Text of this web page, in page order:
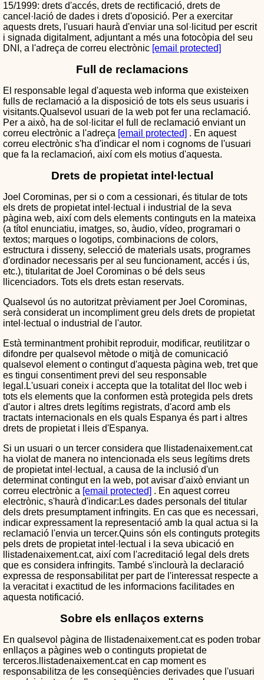
15/1999: drets d'accés, drets de rectificació, drets de
cancel·lació de dades i drets d'oposició. Per a exercitar
aquests drets, l'usuari haurà d'enviar una sol·licitud per escrit
i signada digitalment, adjuntant a més una fotocòpia del seu
DNI, a l'adreça de correu electrònic [email protected]
Full de reclamacions
El responsable legal d'aquesta web informa que existeixen
fulls de reclamació a la disposició de tots els seus usuaris i
visitants.Qualsevol usuari de la web pot fer una reclamació.
Per a això, ha de sol·licitar el full de reclamació enviant un
correu electrònic a l'adreça [email protected] . En aquest
correu electrònic s'ha d'indicar el nom i cognoms de l'usuari
que fa la reclamacioń, així com els motius d'aquesta.
Drets de propietat intel·lectual
Joel Corominas, per si o com a cessionari, és titular de tots
els drets de propietat intel·lectual i industrial de la seva
pàgina web, així com dels elements continguts en la mateixa
(a títol enunciatiu, imatges, so, àudio, vídeo, programari o
textos; marques o logotips, combinacions de colors,
estructura i disseny, selecció de materials usats, programes
d'ordinador necessaris per al seu funcionament, accés i ús,
etc.), titularitat de Joel Corominas o bé dels seus
llicenciadors. Tots els drets estan reservats.
Qualsevol ús no autoritzat prèviament per Joel Corominas,
serà considerat un incompliment greu dels drets de propietat
intel·lectual o industrial de l'autor.
Està terminantment prohibit reproduir, modificar, reutilitzar o
difondre per qualsevol mètode o mitjà de comunicació
qualsevol element o contingut d'aquesta pàgina web, tret que
es tingui consentiment previ del seu responsable
legal.L'usuari coneix i accepta que la totalitat del lloc web i
tots els elements que la conformen està protegida pels drets
d'autor i altres drets legítims registrats, d'acord amb els
tractats internacionals en els quals Espanya és part i altres
drets de propietat i lleis d'Espanya.
Si un usuari o un tercer considera que llistadenaixement.cat
ha violat de manera no intencionada els seus legítims drets
de propietat intel·lectual, a causa de la inclusió d'un
determinat contingut en la web, pot avisar d'això enviant un
correu electrònic a [email protected] . En aquest correu
electrònic, s'haurà d'indicar:Les dades personals del titular
dels drets presumptament infringits. En cas que es necessari,
indicar expressament la representació amb la qual actua si la
reclamació l'envia un tercer.Quins són els continguts protegits
pels drets de propietat intel·lectual i la seva ubicació en
llistadenaixement.cat, així com l'acreditació legal dels drets
que es considera infringits. També s'inclourà la declaració
expressa de responsabilitat per part de l'interessat respecte a
la veracitat i exactitud de les informacions facilitades en
aquesta notificació.
Sobre els enllaços externs
En qualsevol pàgina de llistadenaixement.cat es poden trobar
enllaços a pàgines web o continguts propietat de
terceros.llistadenaixement.cat en cap moment es
responsabilitza de les conseqüències derivades que l'usuari